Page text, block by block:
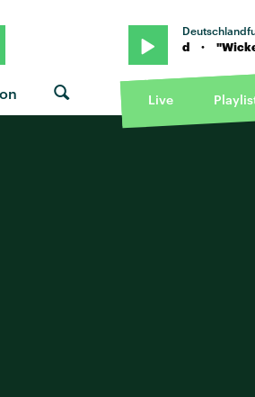
games" von The Weeknd · "Wicked
Live